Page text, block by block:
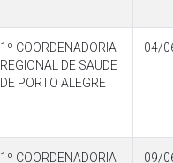
1º COORDENADORIA
REGIONAL DE SAUDE
DE PORTO ALEGRE
04/
1º COORDENADORIA
09/